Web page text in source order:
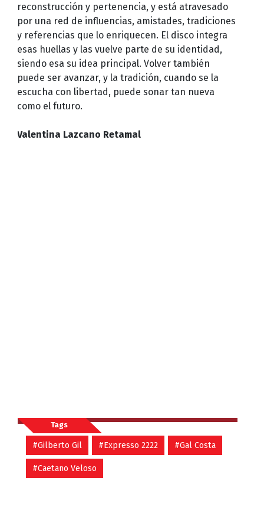
reconstrucción y pertenencia, y está atravesado
por una red de influencias, amistades, tradiciones
y referencias que lo enriquecen. El disco integra
esas huellas y las vuelve parte de su identidad,
siendo esa su idea principal. Volver también
puede ser avanzar, y la tradición, cuando se la
escucha con libertad, puede sonar tan nueva
como el futuro.
Valentina Lazcano Retamal
Tags
#Gilberto Gil #Expresso 2222 #Gal Costa
#Caetano Veloso